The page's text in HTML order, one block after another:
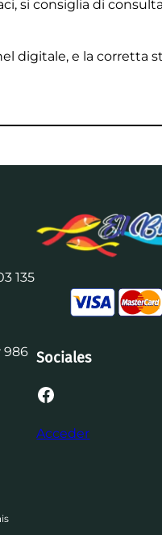
si consiglia di
digitale, e la corretta
135
986 Sociales
Facebook
Acceder